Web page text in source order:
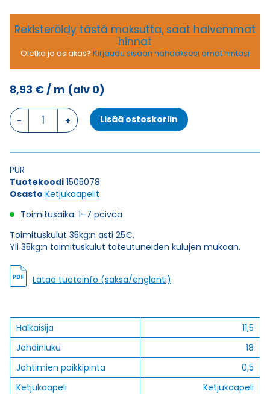
Rekisteröidy tästä maksutta, saat halvemmat
hinnat
Oletko jo asiakas? Kirjaudu sisään nähdäksesi omat hintasi
8,93 €/ m (alv 0)
Ketjukaapeli
KAWEFLEX
SK-
18G0,5
(AWG21)
määrä
Lisää ostoskoriin
PUR
Tuotekoodi 1505078
Osasto Ketjukaapelit
Toimitusaika: 1–7 päivää
Toimituskulut 35kg:n asti 25€.
Yli 35kg:n toimituskulut toteutuneiden kulujen mukaan.
Lataa tuoteinfo (saksa/englanti)
Halkaisija
11,5
Johdinluku
18
Johtimien poikkipinta
0,5
Ketjukaapeli
Ketjukaapeli